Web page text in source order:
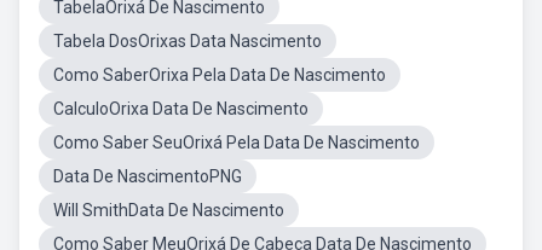
TabelaOrixá De Nascimento
Tabela DosOrixas Data Nascimento
Como SaberOrixa Pela Data De Nascimento
CalculoOrixa Data De Nascimento
Como Saber SeuOrixá Pela Data De Nascimento
Data De NascimentoPNG
Will SmithData De Nascimento
Como Saber MeuOrixá De Cabeça Data De Nascimento